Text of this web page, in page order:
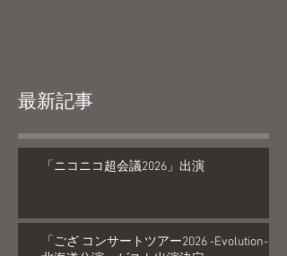
最新記事
「ニコニコ超会議2026」出演
「ござ コンサートツアー2026 -Evolution-